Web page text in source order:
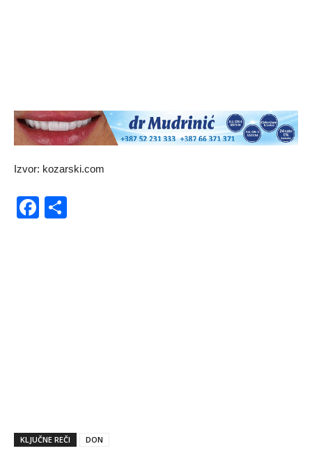
Izvor: kozarski.com
Facebook
KLJUČNE REČI DON